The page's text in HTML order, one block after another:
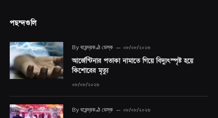
পছন্দগুলি
By বরেন্দ্রকণ্ঠ ডেস্ক ০৮/০৮/২০২৬
আর্জেন্টিনার পতাকা নামাতে গিয়ে বিদ্যুৎস্পৃষ্ট হয়ে
কিশোরের মৃত্যু
০৮/০৮/২০২৬
By বরেন্দ্রকণ্ঠ ডেস্ক ০৮/০৮/২০২৬